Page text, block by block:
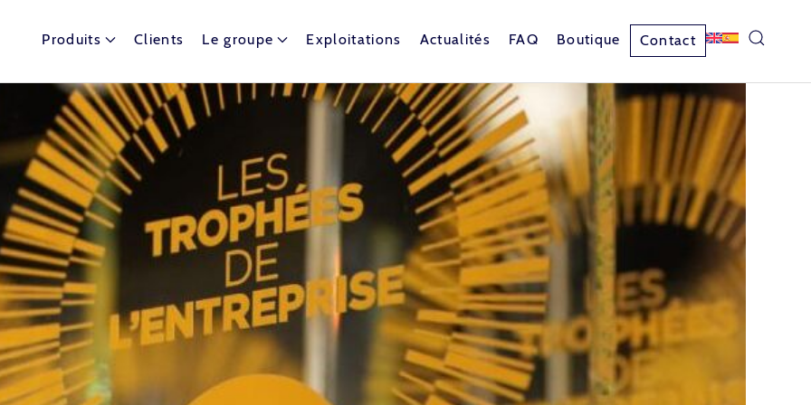
de nombreux ballons captifs autour du globe.
Produits Clients Le groupe Exploitations Actualités FAQ Boutique Contact